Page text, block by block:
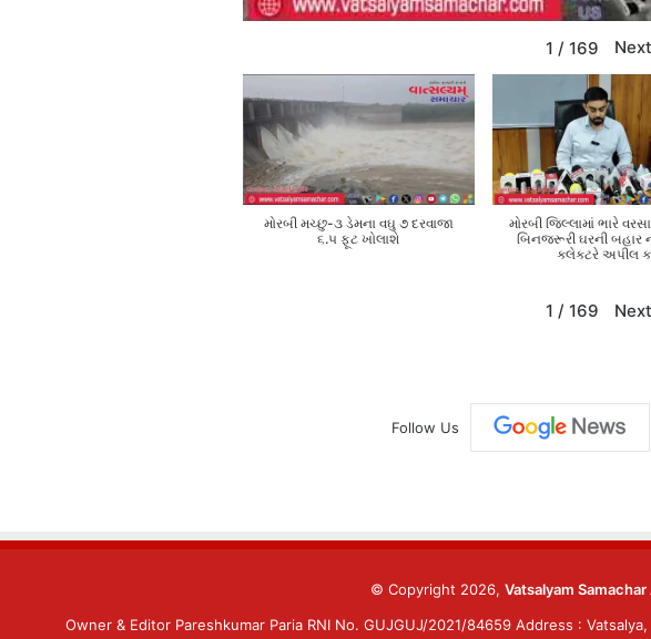
1 / 169 Next
મોરબી મચ્છુ-૩ ડેમના વઘુ ૭ દરવાજા
૬.૫ ફૂટ ખોલાશે
મોરબી જિલ્લામાં ભારે
બિનજરૂરી ઘરની બહાર
કલેક્ટરે અપીલ
1 / 169 Next
Follow Us
© Copyright 2026,Vatsalyam
Owner & Editor Pareshkumar Paria RNI No. GUJGUJ/2021/84659 Address :